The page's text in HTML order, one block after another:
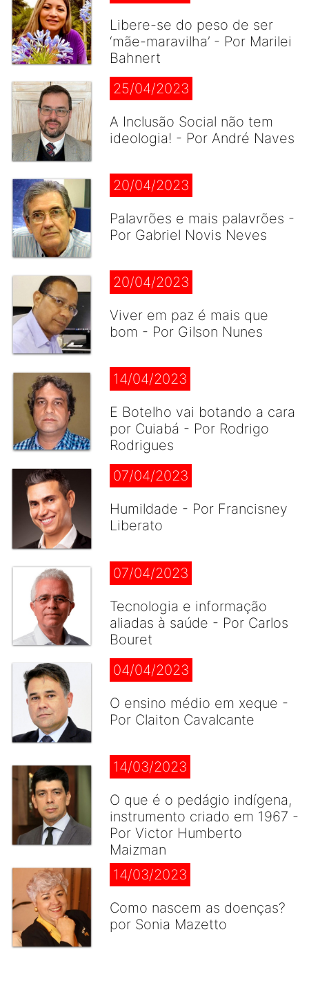
Libere-se do peso de ser
‘mãe-maravilha’ - Por Marilei
Bahnert
25/04/2023
A Inclusão Social não tem
ideologia! - Por André Naves
20/04/2023
Palavrões e mais palavrões -
Por Gabriel Novis Neves
20/04/2023
Viver em paz é mais que
bom - Por Gilson Nunes
14/04/2023
E Botelho vai botando a cara
por Cuiabá - Por Rodrigo
Rodrigues
07/04/2023
Humildade - Por Francisney
Liberato
07/04/2023
Tecnologia e informação
aliadas à saúde - Por Carlos
Bouret
04/04/2023
O ensino médio em xeque -
Por Claiton Cavalcante
14/03/2023
O que é o pedágio indígena,
instrumento criado em 1967 -
Por Victor Humberto
Maizman
14/03/2023
Como nascem as doenças?
por Sonia Mazetto